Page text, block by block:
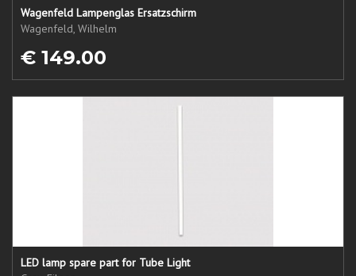
Wagenfeld Lampenglas Ersatzschirm
Wagenfeld, Wilhelm
€ 149.00
LED lamp spare part for Tube Light